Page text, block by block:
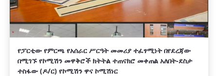
የፓርቲው የምርጫ የአሰራር ሥርዓት መመሪያ ተፈፃሚነት በየደረጃው
በሚገኙ የኮሚሽን መዋቅሮች ክትትል ተጠናክሮ መቀጠል አለበት-ደስታ
ተስፋው (ዶ/ር) የኮሚሽን ዋና ኮሚሽነር